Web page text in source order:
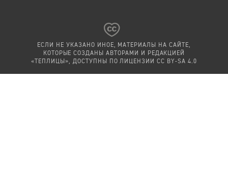
ЕСЛИ НЕ УКАЗАНО ИНОЕ, МАТЕРИАЛЫ НА САЙТЕ,
КОТОРЫЕ СОЗДАНЫ АВТОРАМИ И РЕДАКЦИЕЙ
«ТЕПЛИЦЫ», ДОСТУПНЫ ПО ЛИЦЕНЗИИCC BY-SA 4.0